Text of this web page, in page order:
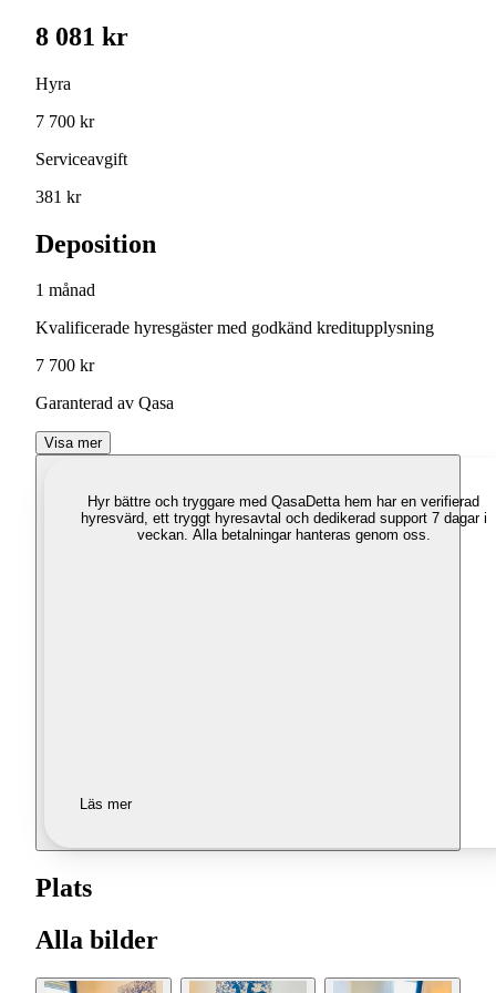
8 081 kr
Hyra
7 700 kr
Serviceavgift
381 kr
Deposition
1 månad
Kvalificerade hyresgäster med godkänd kreditupplysning
7 700 kr
Garanterad av Qasa
Visa mer
Hyr bättre och tryggare med QasaDetta hem har en verifierad
hyresvärd, ett tryggt hyresavtal och dedikerad support 7 dagar i
veckan. Alla betalningar hanteras genom oss.
Läs mer
Plats
Alla bilder